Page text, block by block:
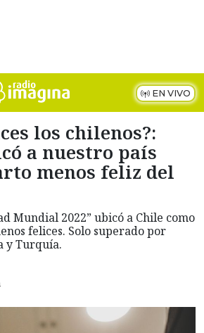
EN VIVO
los chilenos?:
a nuestro país
menos feliz del
Mundial 2022” ubicó a Chile como
felices. Solo superado por
y Turquía.